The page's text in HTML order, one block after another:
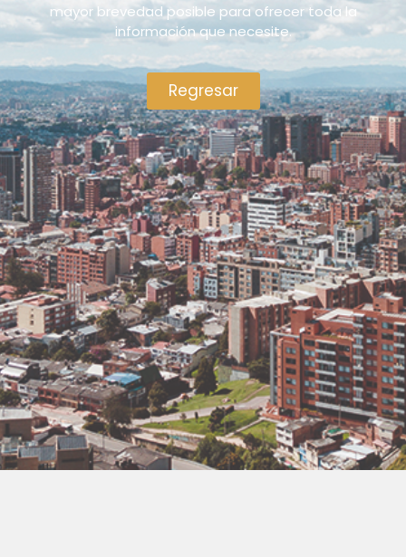
mayor brevedad posible para ofrecer toda la
información que necesite.
Regresar